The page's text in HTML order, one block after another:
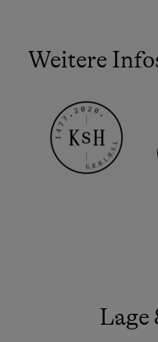
Weitere
Lage